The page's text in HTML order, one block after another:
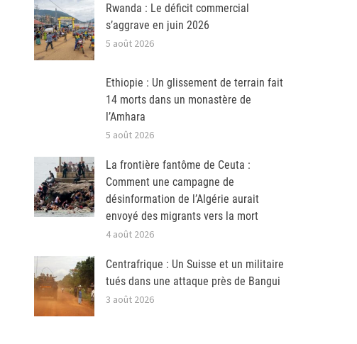
Rwanda : Le déficit commercial
s’aggrave en juin 2026
5 août 2026
Ethiopie : Un glissement de terrain fait
14 morts dans un monastère de
l’Amhara
5 août 2026
La frontière fantôme de Ceuta :
Comment une campagne de
désinformation de l’Algérie aurait
envoyé des migrants vers la mort
4 août 2026
Centrafrique : Un Suisse et un militaire
tués dans une attaque près de Bangui
3 août 2026